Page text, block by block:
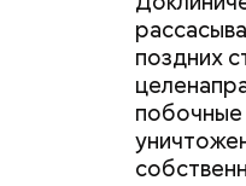
поздних